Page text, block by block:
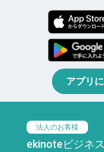
アプリ
法人のお客様
ekinoteビジネス